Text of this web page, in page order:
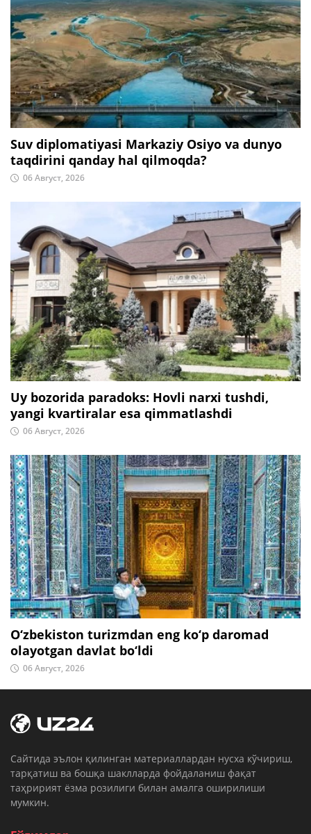
Suv diplomatiyasi Markaziy Osiyo va dunyo
taqdirini qanday hal qilmoqda?
06 Август, 2026
Uy bozorida paradoks: Hovli narxi tushdi,
yangi kvartiralar esa qimmatlashdi
06 Август, 2026
O‘zbekiston turizmdan eng ko‘p daromad
olayotgan davlat bo‘ldi
06 Август, 2026
Cайтида эълон қилинган материаллардан нусха кўчириш,
тарқатиш ва бошқа шаклларда фойдаланиш фақат
таҳририят ёзма розилиги билан амалга оширилиши
мумкин.